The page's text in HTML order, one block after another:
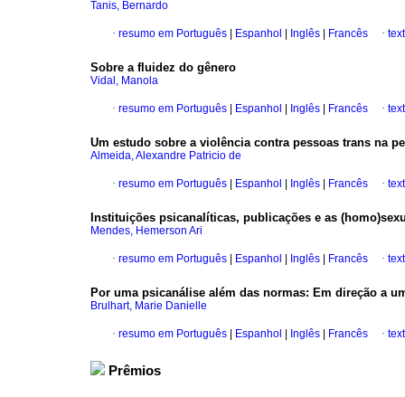
Tanis, Bernardo
· resumo em Português Espanhol Inglês Francês ·
Sobre a fluidez do gênero
Vidal, Manola
· resumo em Português Espanhol Inglês Francês ·
Um estudo sobre a violência contra pessoas trans na
Almeida, Alexandre Patricio de
· resumo em Português Espanhol Inglês Francês ·
Instituições psicanalíticas, publicações e as
Mendes, Hemerson Ari
· resumo em Português Espanhol Inglês Francês ·
Por uma psicanálise além das normas: Em direção a
Brulhart, Marie Danielle
· resumo em Português Espanhol Inglês Francês ·
Prêmios